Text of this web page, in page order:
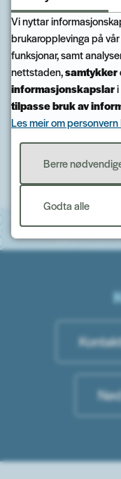
Fann
Vi nyttar
brukaropplevinga på
funksjonar, samt
nettstaden,samtykker
informasjonskapslari
tilpasse bruk av
Les meir om personvern
Berre
Godta alle